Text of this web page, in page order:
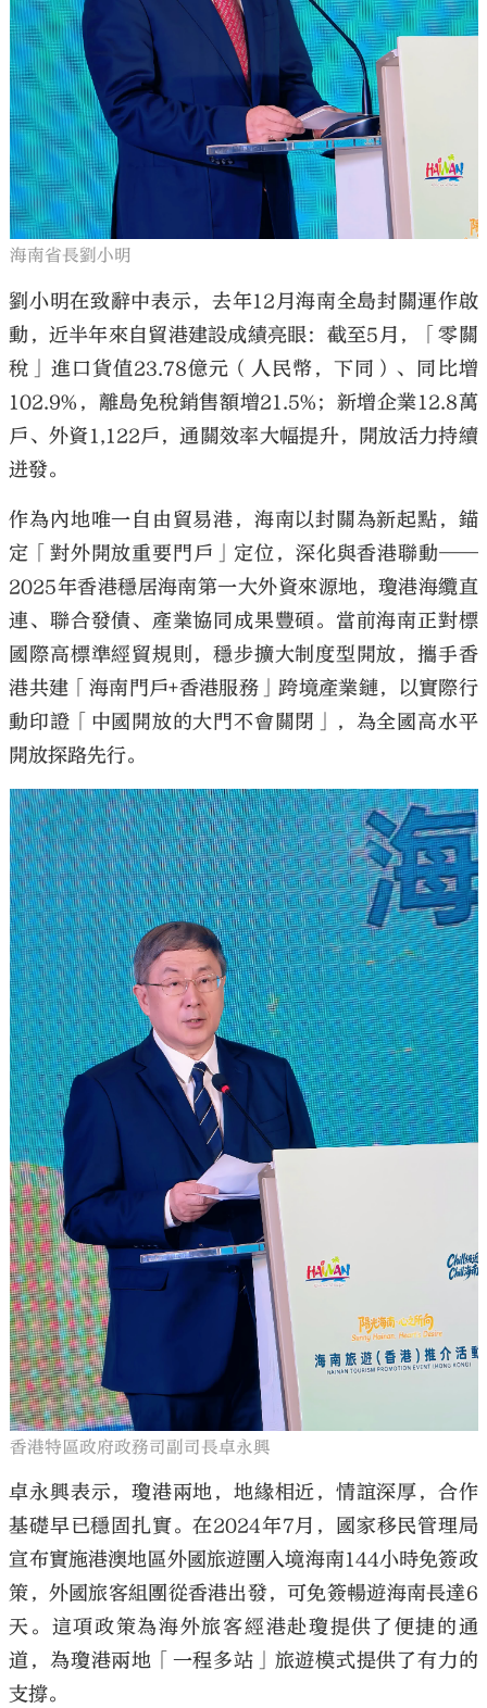
海南省長劉小明
劉小明在致辭中表示，去年12月海南全島封關運作啟
動，近半年來自貿港建設成績亮眼：截至5月，「零關
稅」進口貨值23.78億元（人民幣，下同）、同比增
102.9%，離島免稅銷售額增21.5%；新增企業12.8萬
戶、外資1,122戶，通關效率大幅提升，開放活力持續
迸發。
作為內地唯一自由貿易港，海南以封關為新起點，錨
定「對外開放重要門戶」定位，深化與香港聯動——
2025年香港穩居海南第一大外資來源地，瓊港海纜直
連、聯合發債、產業協同成果豐碩。當前海南正對標
國際高標準經貿規則，穩步擴大制度型開放，攜手香
港共建「海南門戶+香港服務」跨境產業鏈，以實際行
動印證「中國開放的大門不會關閉」，為全國高水平
開放探路先行。
香港特區政府政務司副司長卓永興
卓永興表示，瓊港兩地，地緣相近，情誼深厚，合作
基礎早已穩固扎實。在2024年7月，國家移民管理局
宣布實施港澳地區外國旅遊團入境海南144小時免簽政
策，外國旅客組團從香港出發，可免簽暢遊海南長達6
天。這項政策為海外旅客經港赴瓊提供了便捷的通
道，為瓊港兩地「一程多站」旅遊模式提供了有力的
支撐。